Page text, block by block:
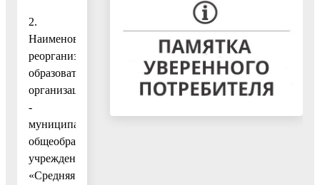
2.
Наименование
реорганизуемой
образовательной
организации
-
муниципальное
общеобразовательное
учреждение
«Средняя